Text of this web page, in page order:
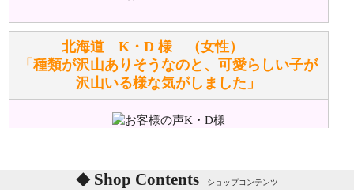
詳しくはこちら をご覧ください。
ぬいぐるみの耳に付いているボタンやタグに、何か意
味などがありますか？
詳しくはこちらをご覧ください。
北海道 K・D 様 （女性）
「種類が沢山ありそうなのと、可愛らしい子が
沢山いる様な気がしました」
東京都 M・K 様 （女性）
Shop Contents ショップコンテンツ